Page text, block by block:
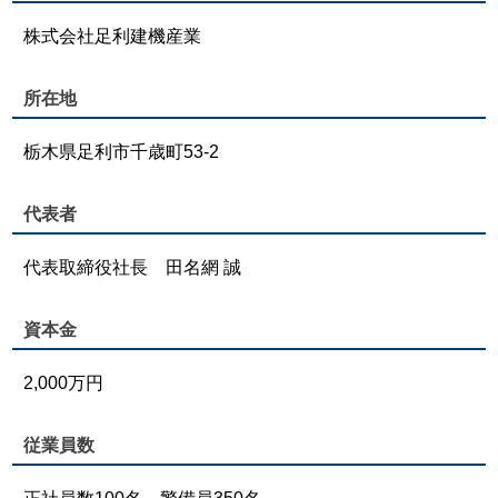
株式会社足利建機産業
所在地
栃木県足利市千歳町53-2
代表者
代表取締役社長 田名網 誠
資本金
2,000万円
従業員数